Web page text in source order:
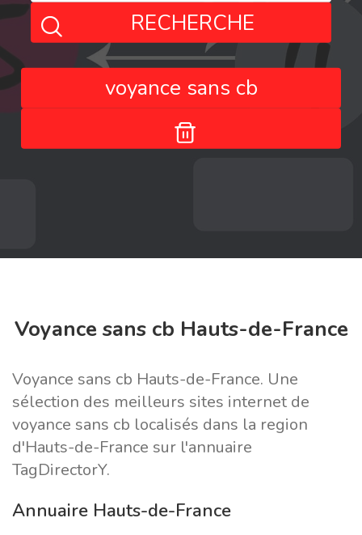
RECHERCHE
voyance sans cb
Voyance sans cb Hauts-de-France
Voyance sans cb Hauts-de-France. Une
sélection des meilleurs sites internet de
voyance sans cb localisés dans la region
d'Hauts-de-France sur l'annuaire
TagDirectorY.
Annuaire Hauts-de-France